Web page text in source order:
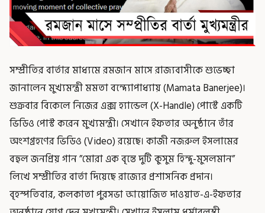
সম্প্রীতির বার্তার মাধ্যমে রমজান মাসে রাজ্যবাসীকে শুভেচ্ছা
জানালেন মুখ্যমন্ত্রী মমতা বন্দ্যোপাধ্যায় (Mamata Banerjee)।
শুক্রবার বিকেলে নিজের এক্স হ্যান্ডেল (X-Handle) পোস্টে একটি
ভিডিও পোস্ট করেন মুখ্যমন্ত্রী। সেখানে ইফতার অনুষ্ঠানে তাঁর
অংশগ্রহণের ভিডিও (Video) রয়েছে। কাজী নজরুল ইসলামের
বহুল জনপ্রিয় গান ”মোরা এক বৃন্তে দুটি কুসুম হিন্দু-মুসলমান”
লিখে সম্প্রীতির বার্তা দিয়েছে রাজ্যের প্রশাসনিক প্রদান।
বৃহস্পতিবার, কলকাতা পুরসভা আয়োজিত দাওয়াত-এ-ইফতার